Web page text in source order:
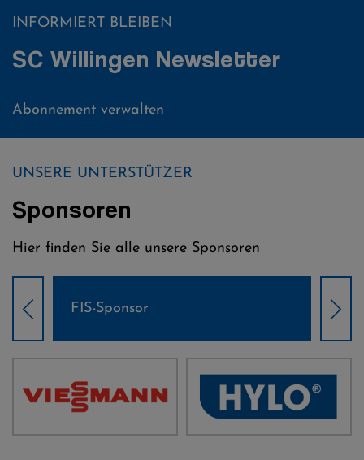
INFORMIERT BLEIBEN
SC Willingen Newsletter
Abonnement verwalten
UNSERE UNTERSTÜTZER
Sponsoren
Hier finden Sie alle unsere Sponsoren
Weltcup-Sponsoren Damen